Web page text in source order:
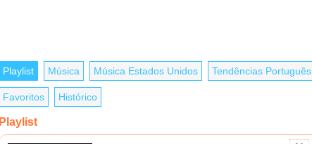
Playlist Música Música Estados Unidos Tendências Português
Favoritos Histórico
Playlist